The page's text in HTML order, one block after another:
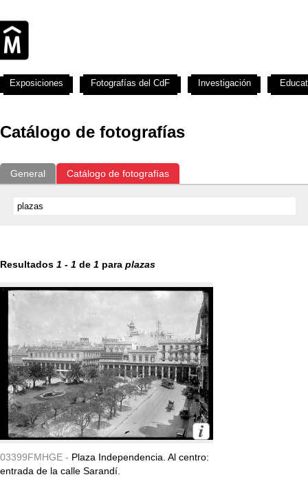
Catálogo de fotografías
General Catálogo de fotografías
Resultados 1 - 1 de 1 para plazas
03399FMHGE - Plaza Independencia. Al centro:
entrada de la calle Sarandí.
Exposiciones Fotografías del CdF Investigación